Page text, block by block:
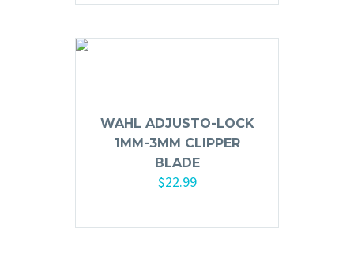
WAHL ADJUSTO-LOCK
1MM-3MM CLIPPER
BLADE
$22.99